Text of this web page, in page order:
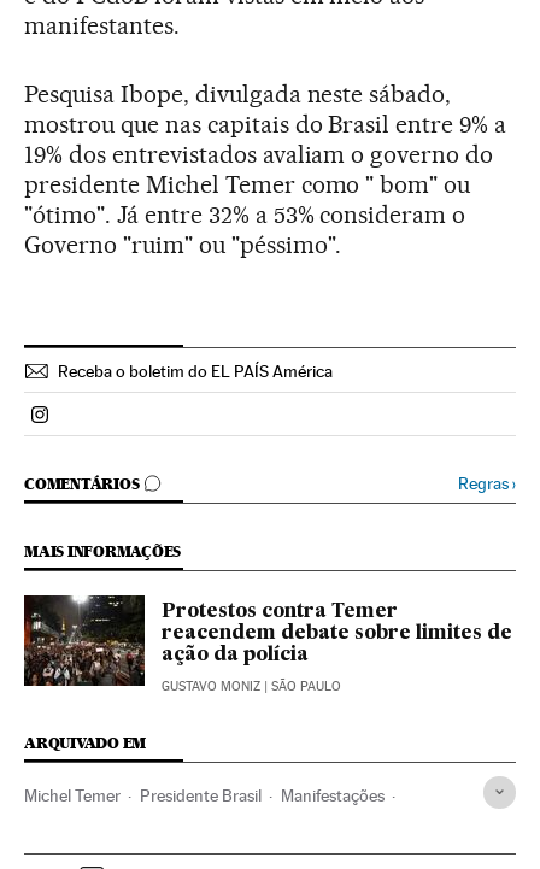
manifestantes.
Pesquisa Ibope, divulgada neste sábado,
mostrou que nas capitais do Brasil entre 9% a
19% dos entrevistados avaliam o governo do
presidente Michel Temer como " bom" ou
"ótimo". Já entre 32% a 53% consideram o
Governo "ruim" ou "péssimo".
Receba o boletim do EL PAÍS América
Politica El País Brasil en Instagram
COMENTÁRIOS
COMENTÁRIOS Regras›
MAIS INFORMAÇÕES
Protestos contra Temer
reacendem debate sobre limites de
ação da polícia
GUSTAVO MONIZ | SÃO PAULO
ARQUIVADO EM
Michel Temer Presidente Brasil Manifestações